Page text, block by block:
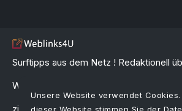
Surftipps aus dem Netz ! Redaktionell
Webkatalog & Linkverzeichnis zur
Unsere Website verwendet